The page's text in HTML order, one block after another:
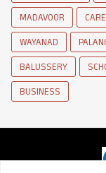
MADAVOOR
WAYANAD
BALUSSERY
BUSINESS